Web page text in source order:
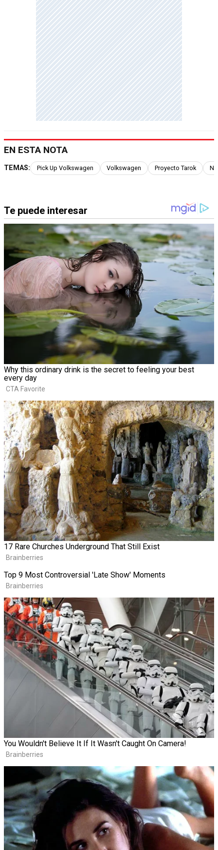
EN ESTA NOTA
TEMAS: Pick Up Volkswagen Volkswagen Proyecto Tarok